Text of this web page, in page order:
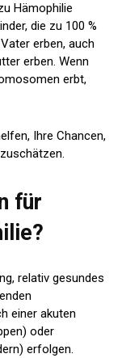
Hämophilie
die zu 100 %
erben, auch
erben. Wenn
erbt,
Ihre Chancen,
für
, relativ gesundes
einer akuten
oder
erfolgen.